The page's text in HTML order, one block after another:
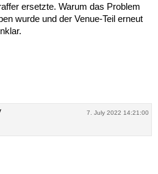
ersetzte. Warum das Problem
wurde und der Venue-Teil erneut
7. July 2022 14:21:00